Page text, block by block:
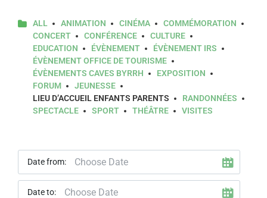
ALL ANIMATION CINÉMA
COMMÉMORATION
CONCERT
CONFÉRENCE
CULTURE
EDUCATION
ÉVÈNEMENT
ÉVÈNEMENT IRS
ÉVÈNEMENT OFFICE DE TOURISME
ÉVÈNEMENTS CAVES BYRRH
EXPOSITION
FORUM
JEUNESSE
LIEU D’ACCUEIL ENFANTS PARENTS
RANDONNÉES
SPECTACLE
SPORT THÉÂTRE VISITES
Date from:
Date to: